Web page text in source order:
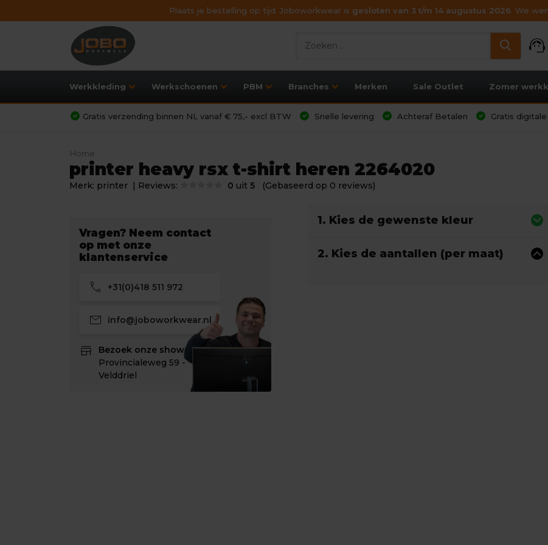
Plaats je bestelling op tijd. Joboworkwear is gesloten van 3 t/m 14 augustus 2026. We
support_agent
Werkkleding Werkschoenen PBM Branches Merken Sale Outlet Zomer
Gratis verzending binnen NL vanaf € 75,- excl BTW Snelle levering Achteraf Betalen Gratis
Home
printer heavy rsx t-shirt heren 2264020
Merk: printer | Reviews: 0 uit 5 (Gebaseerd op 0 reviews)
Vragen? Neem contact
op met onze
klantenservice
call +31(0)418 511 972
mail info@joboworkwear.nl
store
Bezoek onze showroom:
Provincialeweg 59 -
Velddriel
1. Kies de gewenste kleur
2. Kies de aantallen (per maat)